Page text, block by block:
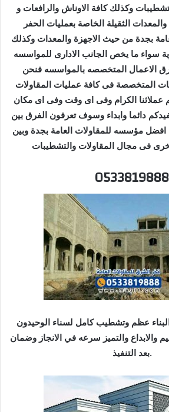
وكذلك كافة الاوناش والرافعات و
الثقيلة الخاصة بعمليات الحفر
بجدة من حيث الاجهزة والمعدات وكذلك
سواء ما يخص الجانب الادارى للمواسسه
الاعمال المتخصصه بالمواسسه فنحن
المتخصصة فى كافة عمليات المقاولات
عملائنا الكرام وفى اى وقت وفى اى مكان
دائما وابداء وسوف تعرفون الفرق بين
مؤسسه للمقاولات العامة بجدة وبين
فى مجال المقاولات والتشطيبات
0533819888
عظم وتشطيب كامل لسناء الوحيدون
والابداع والتميز سرعه في الانجاز وضمان
بعد التنفيذ.